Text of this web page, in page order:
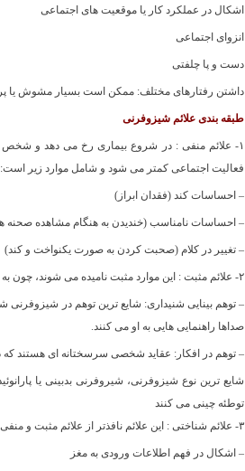
اشکال در عملکرد کار یا موقعیت های اجتماعی
انزوای اجتماعی
دست و پا چلفتی
داشتن رفتارهای مختلف: ممکن است بسیار مشوش یا
طبقه بندی علائم شیزوفرنی
۱- علائم منفی : در شروع بیماری رخ می دهد و شخص
فعالیت اجتماعی کمتر می شود و شامل موارد زیر است:
– احساسات کند (فقدان ابراز)
– احساسات نامناسب (خندیدن به هنگام مشاهده صحنه
– تغییر در کلام (صحبت کردن به صورت یکنواخت و کند)
۲- علائم مثبت : این موارد مثبت نامیده می شوند، چون به رفتاری اشاره می کنند که به شخصیت فرد افزوده می شود:
– توهم بینایی شنیداری: شایع ترین توهم در
صداها راهنمایی هایی به او می کنند.
– توهم در افکار: عقاید شخصی سرسختانه ای هستند که
توطئه چینی می کنند
۳- علائم شناختی : این علائم نافذتر از علائم مثبت و منفی هستند و شامل موارد زیر می باشند:
– اشکال در فهم اطلاعات ورودی به مغز